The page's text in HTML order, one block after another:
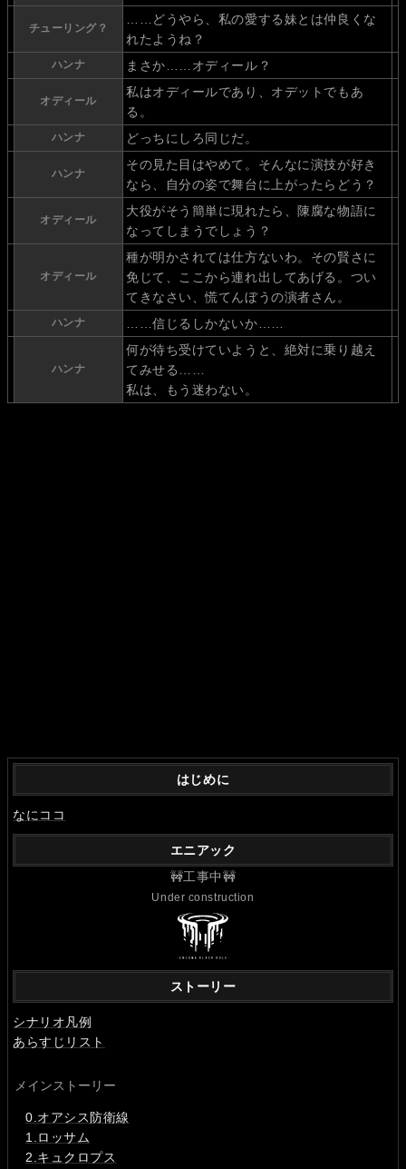
チューリング？
……どうやら、私の愛する妹とは仲良くな
れたようね？
ハンナ まさか……オディール？
オディール
私はオディールであり、オデットでもあ
る。
ハンナ どっちにしろ同じだ。
ハンナ
その見た目はやめて。そんなに演技が好き
なら、自分の姿で舞台に上がったらどう？
オディール
大役がそう簡単に現れたら、陳腐な物語に
なってしまうでしょう？
オディール
種が明かされては仕方ないわ。その賢さに
免じて、ここから連れ出してあげる。つい
てきなさい、慌てんぼうの演者さん。
ハンナ ……信じるしかないか……
ハンナ
何が待ち受けていようと、絶対に乗り越え
てみせる……
私は、もう迷わない。
はじめに
なにココ
エニアック
🚧工事中🚧
Under construction
ストーリー
シナリオ凡例
あらすじリスト
メインストーリー
0.オアシス防衛線
1.ロッサム
2.キュクロプス